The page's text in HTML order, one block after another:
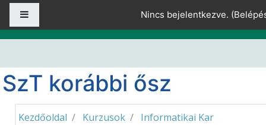
Tovább a fő tartalomhoz
Nincs bejelentkezve. (
SzT korábbi ősz
Kezdőoldal Kurzusok
Informatikai Kar